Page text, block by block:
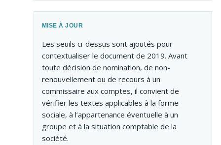
MISE À JOUR
Les seuils ci-dessus sont ajoutés pour
contextualiser le document de 2019. Avant
toute décision de nomination, de non-
renouvellement ou de recours à un
commissaire aux comptes, il convient de
vérifier les textes applicables à la forme
sociale, à l’appartenance éventuelle à un
groupe et à la situation comptable de la
société.